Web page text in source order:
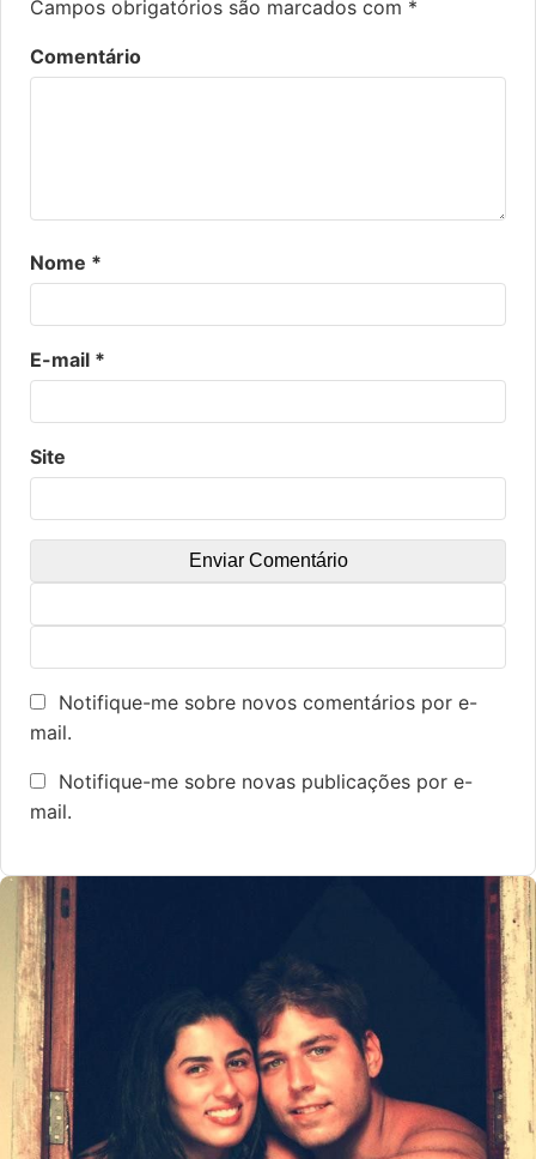
Campos obrigatórios são marcados com *
Comentário
Nome *
E-mail *
Site
Notifique-me sobre novos comentários por e-
mail.
Notifique-me sobre novas publicações por e-
mail.